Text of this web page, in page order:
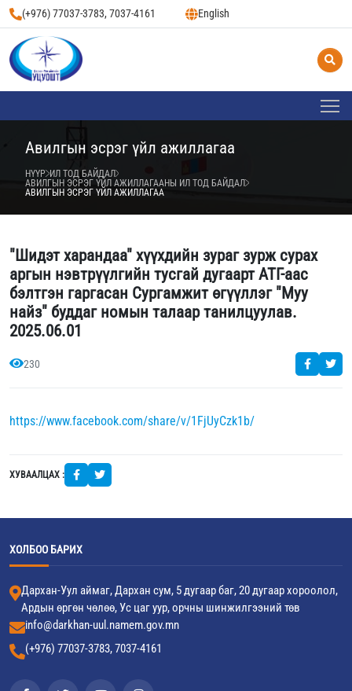
(+976) 77037-3783, 7037-4161 English
Авилгын эсрэг үйл ажиллагаа
НҮҮР ИЛ ТОД БАЙДАЛ
АВИЛГЫН ЭСРЭГ ҮЙЛ АЖИЛЛАГААНЫ ИЛ ТОД БАЙДАЛ
АВИЛГЫН ЭСРЭГ ҮЙЛ АЖИЛЛАГАА
"Шидэт харандаа" хүүхдийн зураг зурж сурах
аргын нэвтрүүлгийн тусгай дугаарт АТГ-аас
бэлтгэн гаргасан Сургамжит өгүүллэг "Муу
найз" буддаг номын талаар танилцуулав.
2025.06.01
230
https://www.facebook.com/share/v/1FjUyCzk1b/
ХУВААЛЦАХ :
ХОЛБОО БАРИХ
Дархан-Уул аймаг, Дархан сум, 5 дугаар баг, 20 дугаар хороолол,
Ардын өргөн чөлөө, Ус цаг уур, орчны шинжилгээний төв
info@darkhan-uul.namem.gov.mn
(+976) 77037-3783, 7037-4161